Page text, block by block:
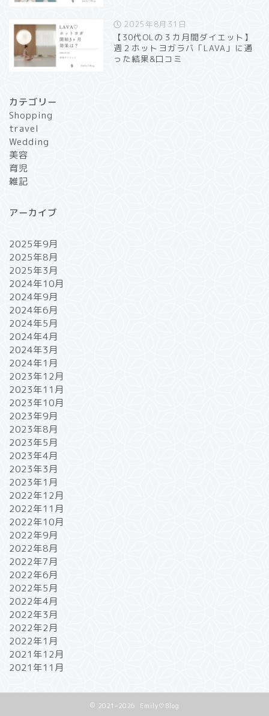
2025年8月31日
【30代OLの３カ月間ダイエット】
週２ホットヨガラバ「LAVA」に通
った結果&口コミ
カテゴリー
Shopping
travel
Wedding
美容
育児
雑記
アーカイブ
2025年9月
2025年8月
2025年3月
2024年10月
2024年9月
2024年6月
2024年5月
2024年4月
2024年3月
2024年1月
2023年12月
2023年11月
2023年10月
2023年9月
2023年8月
2023年5月
2023年4月
2023年3月
2023年1月
2022年12月
2022年11月
2022年10月
2022年9月
2022年8月
2022年7月
2022年6月
2022年5月
2022年4月
2022年3月
2022年2月
2022年1月
2021年12月
2021年11月
2021–2026 Emily♡Blog